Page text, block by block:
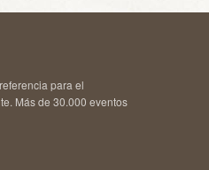
para el
Más de 30.000 eventos